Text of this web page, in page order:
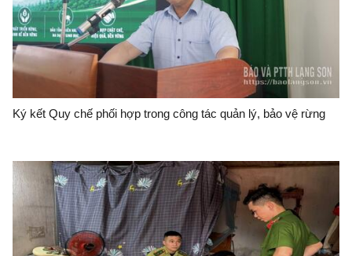
Ký kết Quy chế phối hợp trong công tác quản lý, bảo vệ rừng